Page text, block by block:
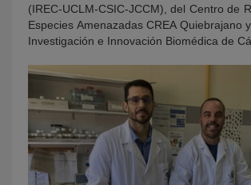
(IREC‑UCLM‑CSIC‑JCCM), del Centro de
Especies Amenazadas CREA Quiebrajano
Investigación e Innovación Biomédica de